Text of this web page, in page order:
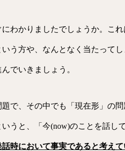
わかりましたでしょうか。こ
う方や、なんとなく当たって
でいきましょう。
で、その中でも「現在形」の
うと、「今(now)のことを話
時において事実であると考え